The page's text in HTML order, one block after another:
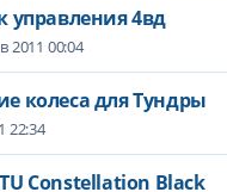
управления 4вд
2011 00:04
колеса для Тундры
22:34
Constellation Black